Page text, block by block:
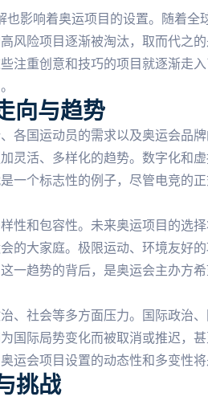
也影响着奥运项目的设置。随着全
风险项目逐渐被淘汰，取而代之
注重创意和技巧的项目就逐渐走
向与趋势
各国运动员的需求以及奥运会品
灵活、多样化的趋势。数字化和
一个标志性的例子，尽管电竞的
性和包容性。未来奥运项目的选
的大家庭。极限运动、环境友好
一趋势的背后，是奥运会主办方
、社会等多方面压力。国际政治
国际局势变化而被取消或推迟，
运会项目设置的动态性和多变性将
挑战